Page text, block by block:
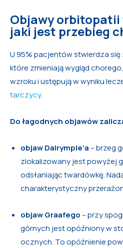
Objawy orbitopatii
jaki jest przebieg
U 95% pacjentów stwierdza się
które zmieniają wygląd
wzroku i ustępują w wyniku
tarczycy.
Do łagodnych objawów
objaw Dalrymple’a – brzeg
zlokalizowany jest powyżej
odsłaniając twardówkę.
charakterystyczny
objaw Graafego – przy
górnych jest opóźniony w
ocznych. To opóźnienie